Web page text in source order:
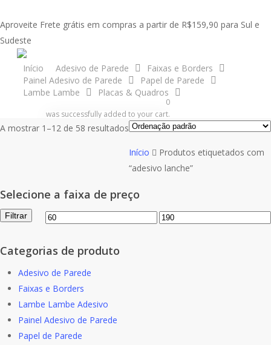
to
main
content
Aproveite Frete grátis em compras a partir de R$159,90 para Sul e
Sudeste
Início Adesivo de Parede
Faixas e Borders
Painel Adesivo de Parede
Papel de Parede
Lambe Lambe
Placas & Quadros
0
was successfully added to your cart.
adesivo lanche
A mostrar 1–12 de 58 resultados
Início
Produtos etiquetados com
“adesivo lanche”
Selecione a faixa de preço
Preço
Preço
Filtrar
Categorias de produto
Adesivo de Parede
Faixas e Borders
Lambe Lambe Adesivo
Painel Adesivo de Parede
Papel de Parede